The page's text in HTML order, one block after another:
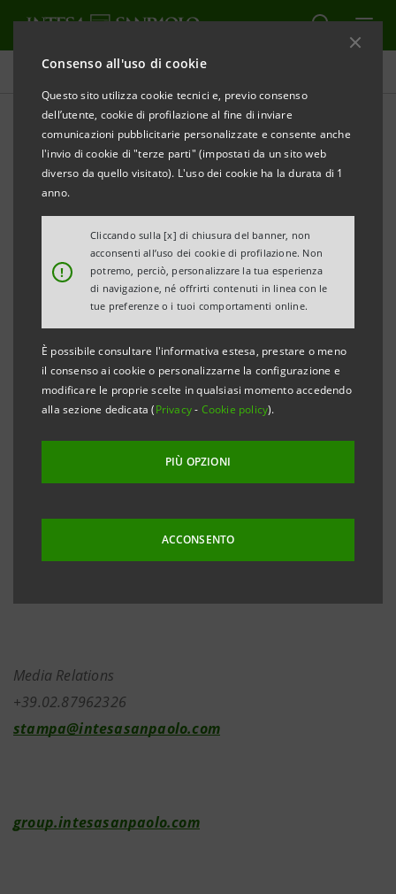
Consenso all'uso di cookie
Questo sito utilizza cookie tecnici e, previo consenso
dell’utente, cookie di profilazione al fine di inviare
comunicazioni pubblicitarie personalizzate e consente anche
l'invio di cookie di "terze parti" (impostati da un sito web
diverso da quello visitato). L'uso dei cookie ha la durata di 1
anno.
!
Cliccando sulla [x] di chiusura del banner, non
acconsenti all’uso dei cookie di profilazione. Non
potremo, perciò, personalizzare la tua esperienza
di navigazione, né offrirti contenuti in linea con le
tue preferenze o i tuoi comportamenti online.
È possibile consultare l'informativa estesa, prestare o meno
il consenso ai cookie o personalizzarne la configurazione e
modificare le proprie scelte in qualsiasi momento accedendo
alla sezione dedicata (Privacy- Cookie policy).
PIÙ OPZIONI
ACCONSENTO
Comunicati stampa
STAMPA AGGIORNA
INTESA SANPAOLO: AVVISO DI PUBBLICAZIONE DI
DOCUMENTI
Amministrazione di Intesa Sanpaolo riunitosi in data
31 marzo 2020, nella giornata odierna è stato reso
disponibile, ai sensi della vigente normativa, presso la
Sede sociale nonché nel meccanismo di stoccaggio
autorizzato
group.intesasanpaolo.comun aggiornamento della
documentazione inerente alle materie all’ordine del
giorno dell’Assemblea degli azionisti convocata per il
giorno 27 aprile 2020 in unica convocazione.
Media Relations
+39.02.87962326
stampa@intesasanpaolo.com
group.intesasanpaolo.com